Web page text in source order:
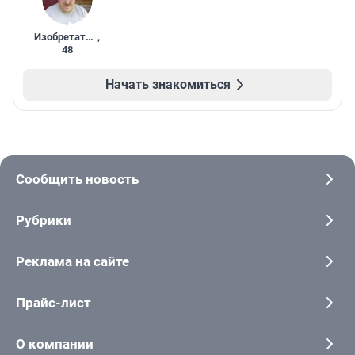
Изобретатель ,
48
Начать знакомиться
Сообщить новость
Рубрики
Реклама на сайте
Прайс-лист
О компании